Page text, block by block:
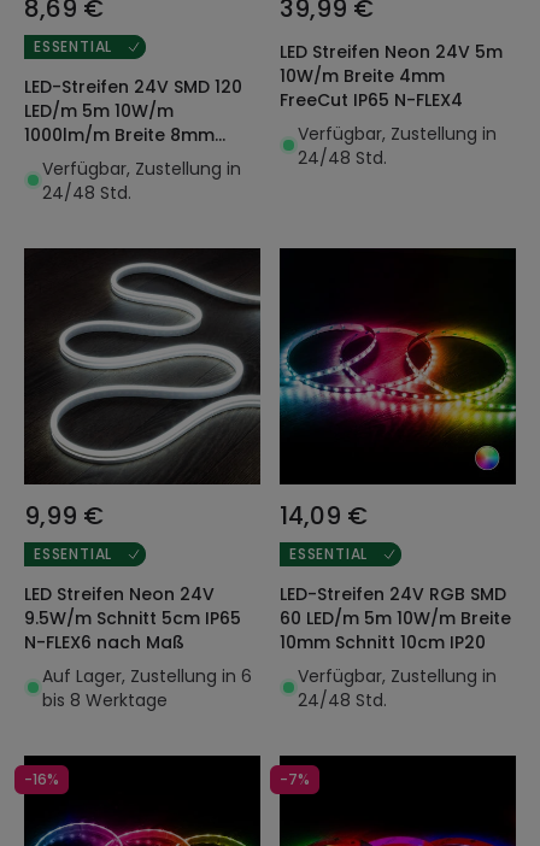
8,69 €
ESSENTIAL
LED-Streifen 24V SMD 120
LED/m 5m 10W/m
1000lm/m Breite 8mm
Schnitt 5cm IP20
Verfügbar, Zustellung in
24/48 Std.
39,99 €
LED Streifen Neon 24V 5m
10W/m Breite 4mm
FreeCut IP65 N-FLEX4
Verfügbar, Zustellung in
24/48 Std.
9,99 €
ESSENTIAL
LED Streifen Neon 24V
9.5W/m Schnitt 5cm IP65
N-FLEX6 nach Maß
Auf Lager, Zustellung in 6
bis 8 Werktage
14,09 €
ESSENTIAL
LED-Streifen 24V RGB SMD
60 LED/m 5m 10W/m Breite
10mm Schnitt 10cm IP20
Verfügbar, Zustellung in
24/48 Std.
-16% -7%